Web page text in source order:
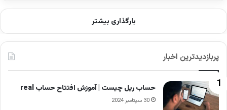
بارگذاری بیشتر
پربازدیدترین اخبار
حساب ریل چیست | آموزش افتتاح حساب real
30 سپتامبر 2024